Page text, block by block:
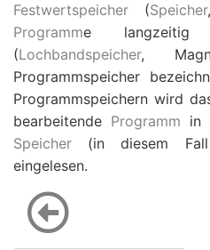
Festwertspeicher (Speicher
Programme langzeitig
(Lochbandspeicher,
Programmspeicher
Programmspeichern wird
bearbeitende Programm in
Speicher (in diesem
eingelesen.